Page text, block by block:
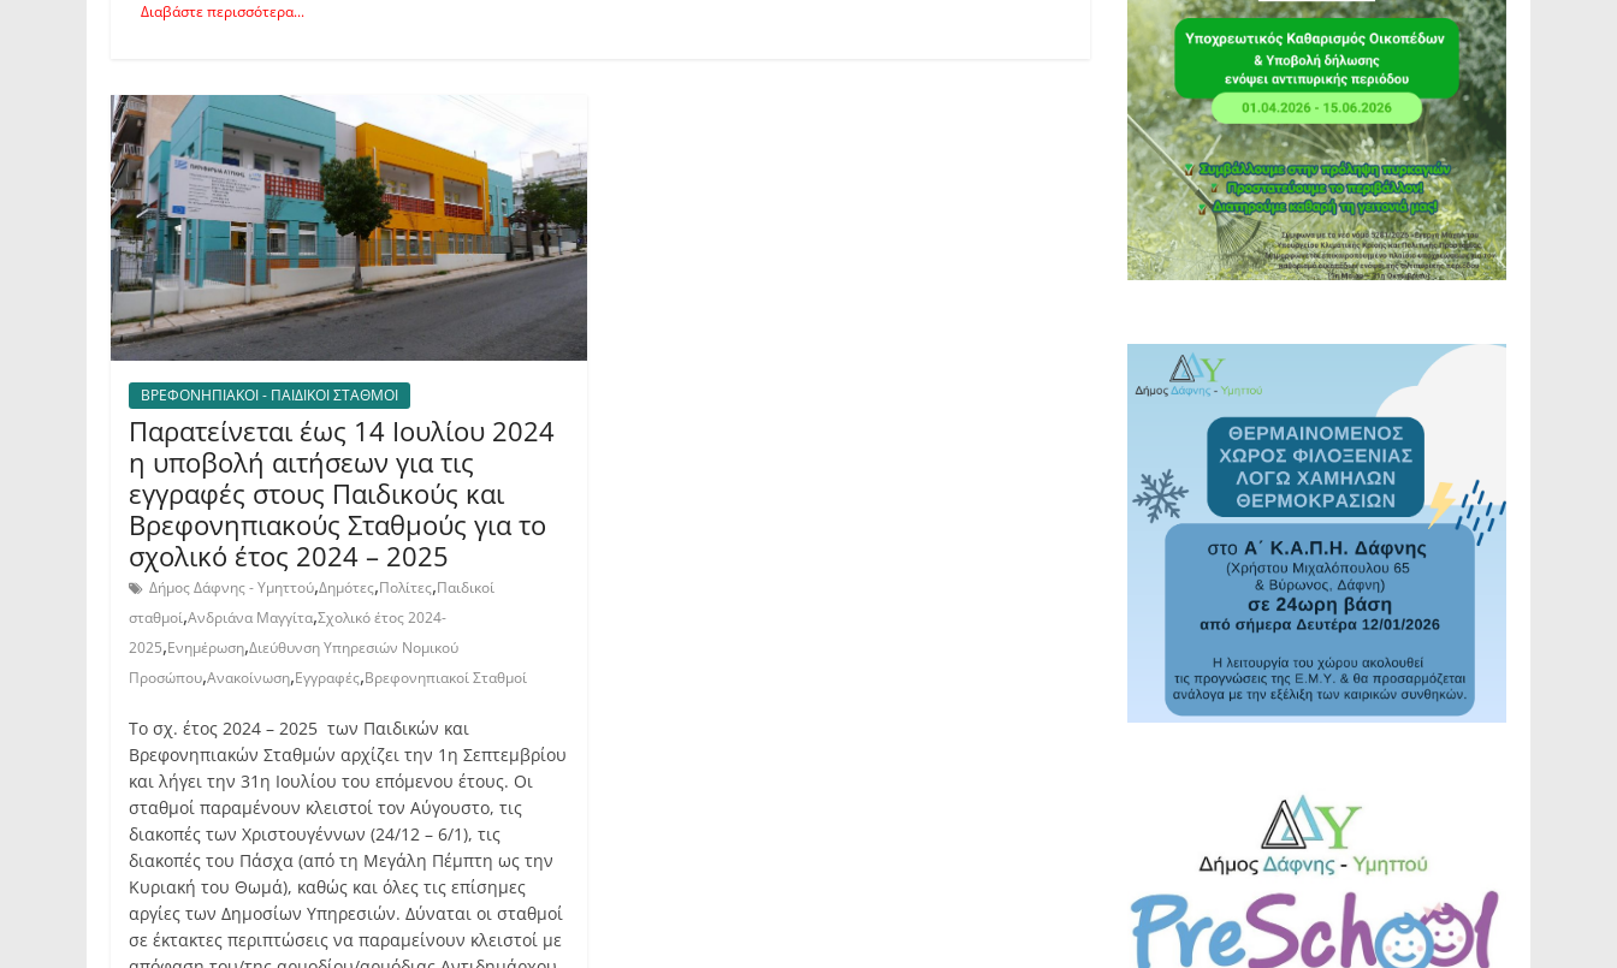
Διαβάστε περισσότερα...
ΒΡΕΦΟΝΗΠΙΑΚΟΙ - ΠΑΙΔΙΚΟΙ ΣΤΑΘΜΟΙ
Παρατείνεται έως 14 Ιουλίου 2024
η υποβολή αιτήσεων για τις
εγγραφές στους Παιδικούς και
Βρεφονηπιακούς Σταθμούς για το
σχολικό έτος 2024 – 2025
Δήμος Δάφνης - Υμηττού,Δημότες,Πολίτες,Παιδικοί
σταθμοί,Ανδριάνα Μαγγίτα,Σχολικό έτος 2024-
2025,Ενημέρωση,Διεύθυνση Υπηρεσιών Νομικού
Προσώπου,Ανακοίνωση,Εγγραφές,Βρεφονηπιακοί Σταθμοί
Το σχ. έτος 2024 – 2025 των Παιδικών και
Βρεφονηπιακών Σταθμών αρχίζει την 1η Σεπτεμβρίου
και λήγει την 31η Ιουλίου του επόμενου έτους. Οι
σταθμοί παραμένουν κλειστοί τον Αύγουστο, τις
διακοπές των Χριστουγέννων (24/12 – 6/1), τις
διακοπές του Πάσχα (από τη Μεγάλη Πέμπτη ως την
Κυριακή του Θωμά), καθώς και όλες τις επίσημες
αργίες των Δημοσίων Υπηρεσιών. Δύναται οι σταθμοί
σε έκτακτες περιπτώσεις να παραμείνουν κλειστοί με